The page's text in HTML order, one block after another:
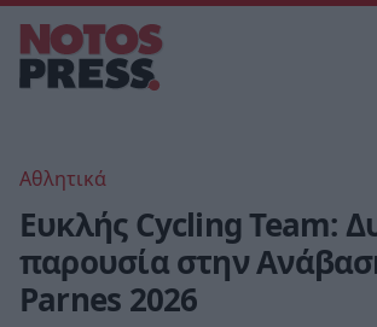
Αθλητικά
Ευκλής Cycling Team:
παρουσία στην
Parnes 2026